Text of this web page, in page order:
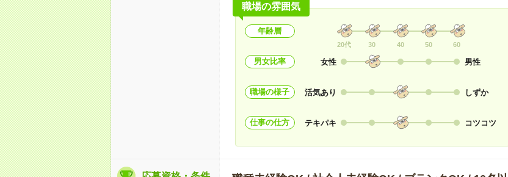
職場の雰囲気
年齢層
20代 30 40 50 60
男女比率 女性 男性
職場の様子 活気あり しずか
仕事の仕方 テキパキ コツコツ